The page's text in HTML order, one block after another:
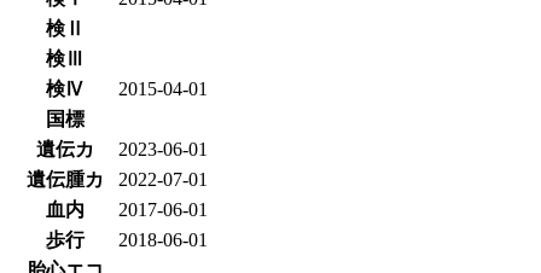
検Ⅱ
検Ⅲ
検Ⅳ
2015-04-01
国標
遺伝カ
2023-06-01
遺伝腫カ
2022-07-01
血内
2017-06-01
歩行
2018-06-01